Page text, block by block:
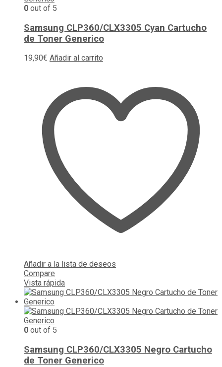
0 out of 5
Samsung CLP360/CLX3305 Cyan Cartucho
de Toner Generico
19,90€ Añadir al carrito
Añadir a la lista de deseos
Compare
Vista rápida
0 out of 5
Samsung CLP360/CLX3305 Negro Cartucho
de Toner Generico